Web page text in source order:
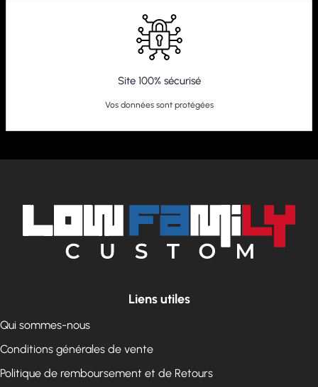
Site 100% sécurisé
Vos données sont protégées
Liens utiles
Qui sommes-nous
Conditions générales de vente
Politique de remboursement et de Retours